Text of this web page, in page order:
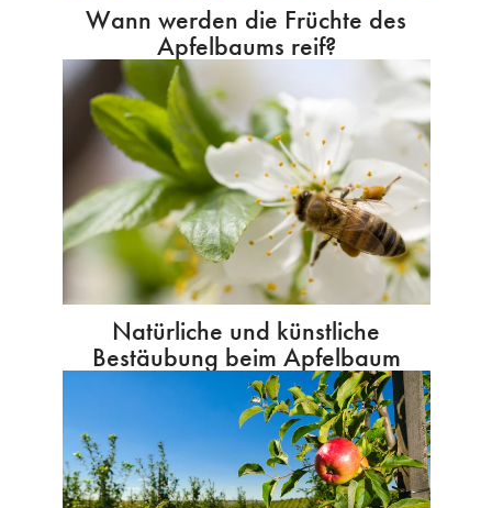
Wann werden die Früchte des
Apfelbaums reif?
Natürliche und künstliche
Bestäubung beim Apfelbaum